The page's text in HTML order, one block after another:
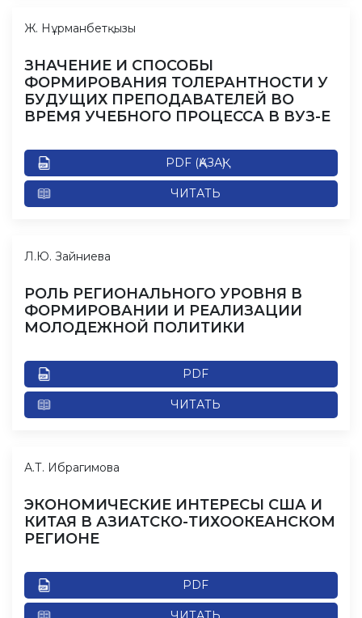
Ж. Нұрманбетқызы
ЗНАЧЕНИЕ И СПОСОБЫ
ФОРМИРОВАНИЯ ТОЛЕРАНТНОСТИ У
БУДУЩИХ ПРЕПОДАВАТЕЛЕЙ ВО
ВРЕМЯ УЧЕБНОГО ПРОЦЕССА В ВУЗ-Е
PDF (ҚАЗАҚ)
ЧИТАТЬ
Л.Ю. Зайниева
РОЛЬ РЕГИОНАЛЬНОГО УРОВНЯ В
ФОРМИРОВАНИИ И РЕАЛИЗАЦИИ
МОЛОДЕЖНОЙ ПОЛИТИКИ
PDF
ЧИТАТЬ
А.Т. Ибрагимова
ЭКОНОМИЧЕСКИЕ ИНТЕРЕСЫ США И
КИТАЯ В АЗИАТСКО-ТИХООКЕАНСКОМ
РЕГИОНЕ
PDF